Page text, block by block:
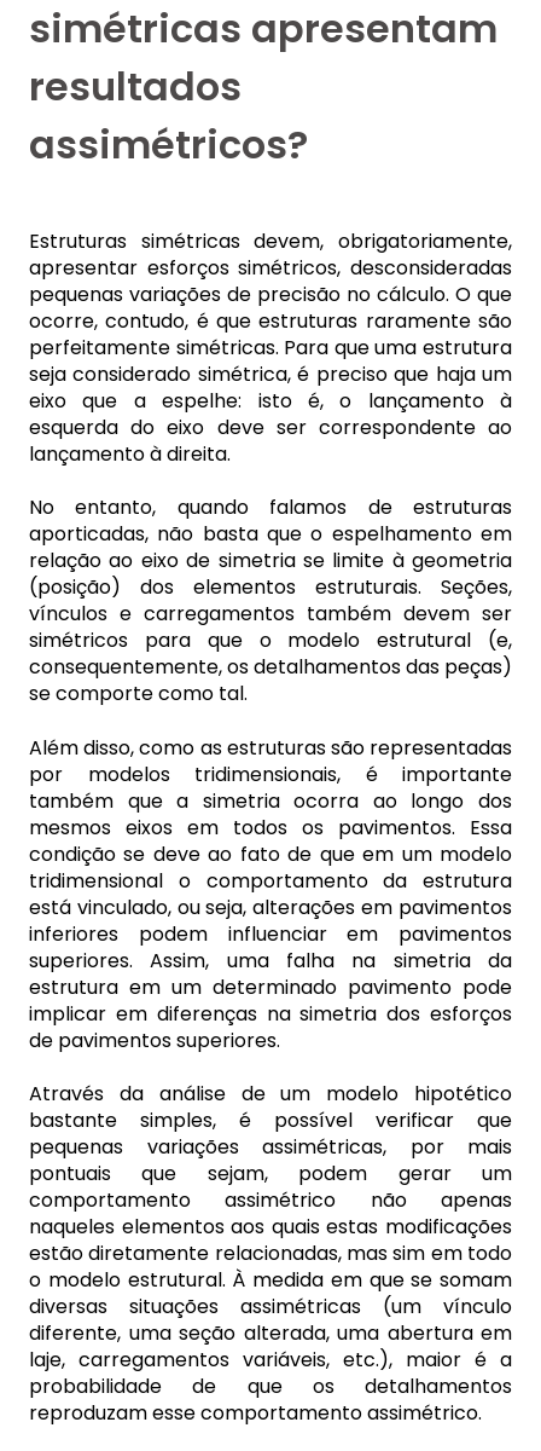
simétricas apresentam
resultados
assimétricos?
Estruturas simétricas devem, obrigatoriamente,
apresentar esforços simétricos, desconsideradas
pequenas variações de precisão no cálculo. O que
ocorre, contudo, é que estruturas raramente são
perfeitamente simétricas. Para que uma estrutura
seja considerado simétrica, é preciso que haja um
eixo que a espelhe: isto é, o lançamento à
esquerda do eixo deve ser correspondente ao
lançamento à direita.
No entanto, quando falamos de estruturas
aporticadas, não basta que o espelhamento em
relação ao eixo de simetria se limite à geometria
(posição) dos elementos estruturais. Seções,
vínculos e carregamentos também devem ser
simétricos para que o modelo estrutural (e,
consequentemente, os detalhamentos das peças)
se comporte como tal.
Além disso, como as estruturas são representadas
por modelos tridimensionais, é importante
também que a simetria ocorra ao longo dos
mesmos eixos em todos os pavimentos. Essa
condição se deve ao fato de que em um modelo
tridimensional o comportamento da estrutura
está vinculado, ou seja, alterações em pavimentos
inferiores podem influenciar em pavimentos
superiores. Assim, uma falha na simetria da
estrutura em um determinado pavimento pode
implicar em diferenças na simetria dos esforços
de pavimentos superiores.
Através da análise de um modelo hipotético
bastante simples, é possível verificar que
pequenas variações assimétricas, por mais
pontuais que sejam, podem gerar um
comportamento assimétrico não apenas
naqueles elementos aos quais estas modificações
estão diretamente relacionadas, mas sim em todo
o modelo estrutural. À medida em que se somam
diversas situações assimétricas (um vínculo
diferente, uma seção alterada, uma abertura em
laje, carregamentos variáveis, etc.), maior é a
probabilidade de que os detalhamentos
reproduzam esse comportamento assimétrico.